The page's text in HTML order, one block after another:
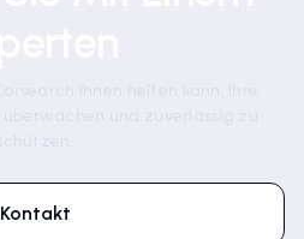
Kontakt